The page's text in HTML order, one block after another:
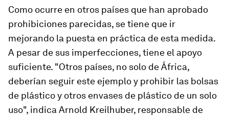
Como ocurre en otros países que han aprobado
prohibiciones parecidas, se tiene que ir
mejorando la puesta en práctica de esta medida.
A pesar de sus imperfecciones, tiene el apoyo
suficiente. "Otros países, no solo de África,
deberían seguir este ejemplo y prohibir las bolsas
de plástico y otros envases de plástico de un solo
uso", indica Arnold Kreilhuber, responsable de